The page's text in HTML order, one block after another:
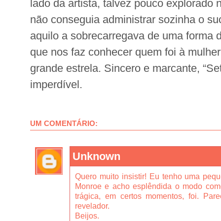
lado da artista, talvez pouco explorado
não conseguia administrar sozinha o
aquilo a sobrecarregava de uma forma
que nos faz conhecer quem foi à
grande estrela. Sincero e marcante,
imperdível.
UM COMENTÁRIO:
Unknown
Quero muito insistir! Eu tenho uma
Monroe e acho esplêndida o modo
trágica, em certos momentos, foi.
revelador.
Beijos.